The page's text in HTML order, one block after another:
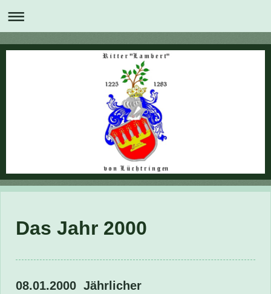
Das Jahr 2000
08.01.2000 Jährlicher